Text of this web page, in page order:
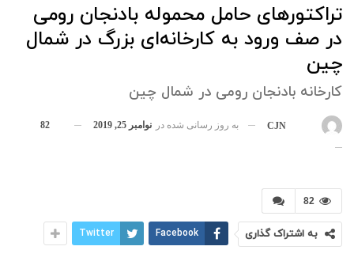
تراکتورهای حامل محموله بادنجان رومی
در صف ورود به کارخانه‌ای بزرگ در شمال
چین
کارخانه‌ بادنجان رومی در شمال چین
CJN به روز رسانی شده در نوامبر 25, 2019 82
82
به اشتراک گذاری Facebook
Twitter